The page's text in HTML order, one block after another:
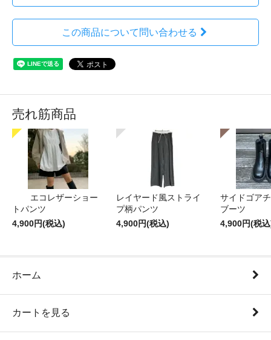
この商品について問い合わせる
売れ筋商品
エコレザーショー
トパンツ
4,900円(税込)
レイヤード風ストライ
プ柄パンツ
4,900円(税込)
サイドゴア
ブーツ
4,900円(税
ホーム
カートを見る